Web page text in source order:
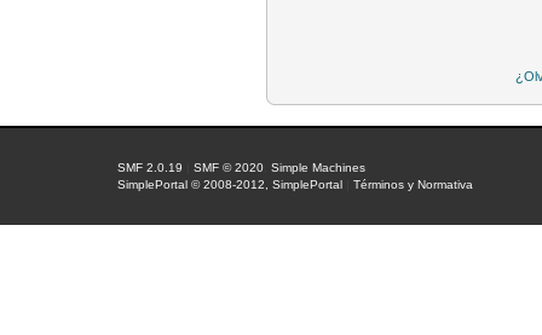
SMF 2.0.19 |SMF © 2020 ,Simple Machines
SimplePortal © 2008-2012, SimplePortal |Términos y Normativa